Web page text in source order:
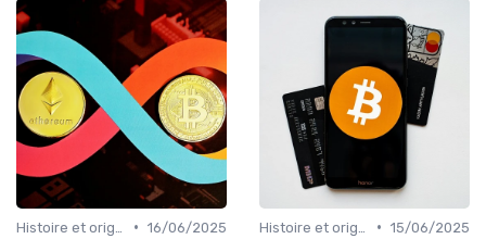
• 16/06/2025
• 15/06/2025